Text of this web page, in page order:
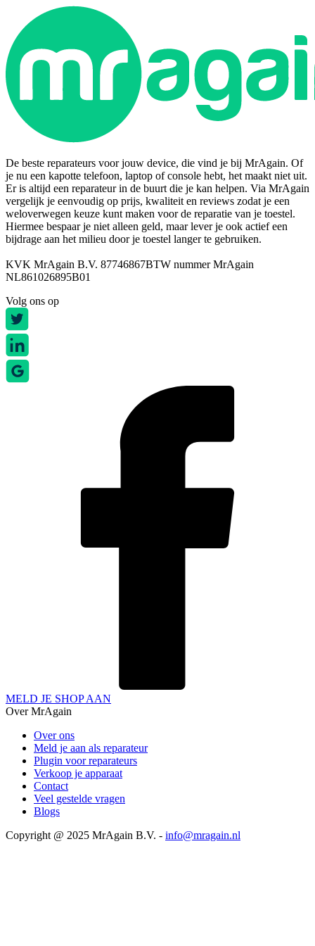
De beste reparateurs voor jouw device, die vind je bij MrAgain. Of
je nu een kapotte telefoon, laptop of console hebt, het maakt niet uit.
Er is altijd een reparateur in de buurt die je kan helpen. Via MrAgain
vergelijk je eenvoudig op prijs, kwaliteit en reviews zodat je een
weloverwegen keuze kunt maken voor de reparatie van je toestel.
Hiermee bespaar je niet alleen geld, maar lever je ook actief een
bijdrage aan het milieu door je toestel langer te gebruiken.
KVK MrAgain B.V. 87746867BTW nummer MrAgain
NL861026895B01
Volg ons op
MELD JE SHOP AAN
Over MrAgain
Over ons
Meld je aan als reparateur
Plugin voor reparateurs
Verkoop je apparaat
Contact
Veel gestelde vragen
Blogs
Copyright @ 2025 MrAgain B.V. - info@mragain.nl